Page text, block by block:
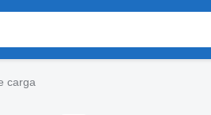
carga